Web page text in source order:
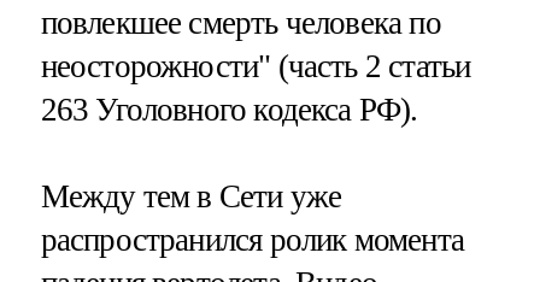
повлекшее смерть человека по
неосторожности" (часть 2 статьи
263 Уголовного кодекса РФ).
Между тем в Сети уже
распространился ролик момента